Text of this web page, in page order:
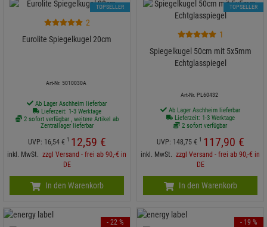
2
Eurolite Spiegelkugel 20cm
Art-Nr. 5010030A
Ab Lager Aschheim lieferbar
Lieferzeit: 1-3 Werktage
2 sofort verfügbar , weitere Artikel ab
Zentrallager lieferbar
UVP: 16, 54 € 1 12,59 €
inkl. MwSt. zzgl Versand - frei ab 90,-€ in
DE
TOPSELLER
In den Warenkorb
1
Spiegelkugel 50cm mit 5x5mm
Echtglasspiegel
Art-Nr. PL60432
Ab Lager Aschheim lieferbar
Lieferzeit: 1-3 Werktage
2 sofort verfügbar
UVP: 148, 75 € 1 117,90 €
inkl. MwSt. zzgl Versand - frei ab 90,-€ in
DE
TOPSELLER
In den Warenkorb
- 22 % - 19 %